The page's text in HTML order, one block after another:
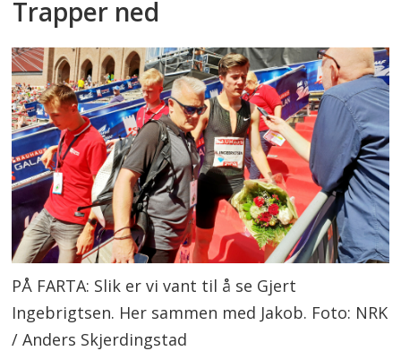
Trapper ned
PÅ FARTA: Slik er vi vant til å se Gjert
Ingebrigtsen. Her sammen med Jakob. Foto: NRK
/ Anders Skjerdingstad